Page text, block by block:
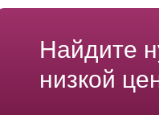
Найдите
низкой